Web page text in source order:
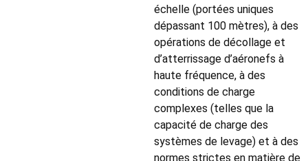
échelle (portées uniques
dépassant 100 mètres), à des
opérations de décollage et
d’atterrissage d’aéronefs à
haute fréquence, à des
conditions de charge
complexes (telles que la
capacité de charge des
systèmes de levage) et à des
normes strictes en matière de